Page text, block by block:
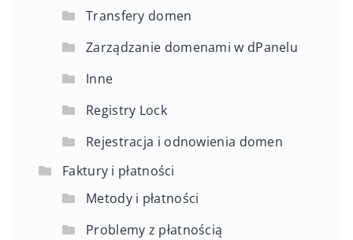
Transfery domen
Zarządzanie domenami w dPanelu
Inne
Registry Lock
Rejestracja i odnowienia domen
Faktury i płatności
Metody i płatności
Problemy z płatnością